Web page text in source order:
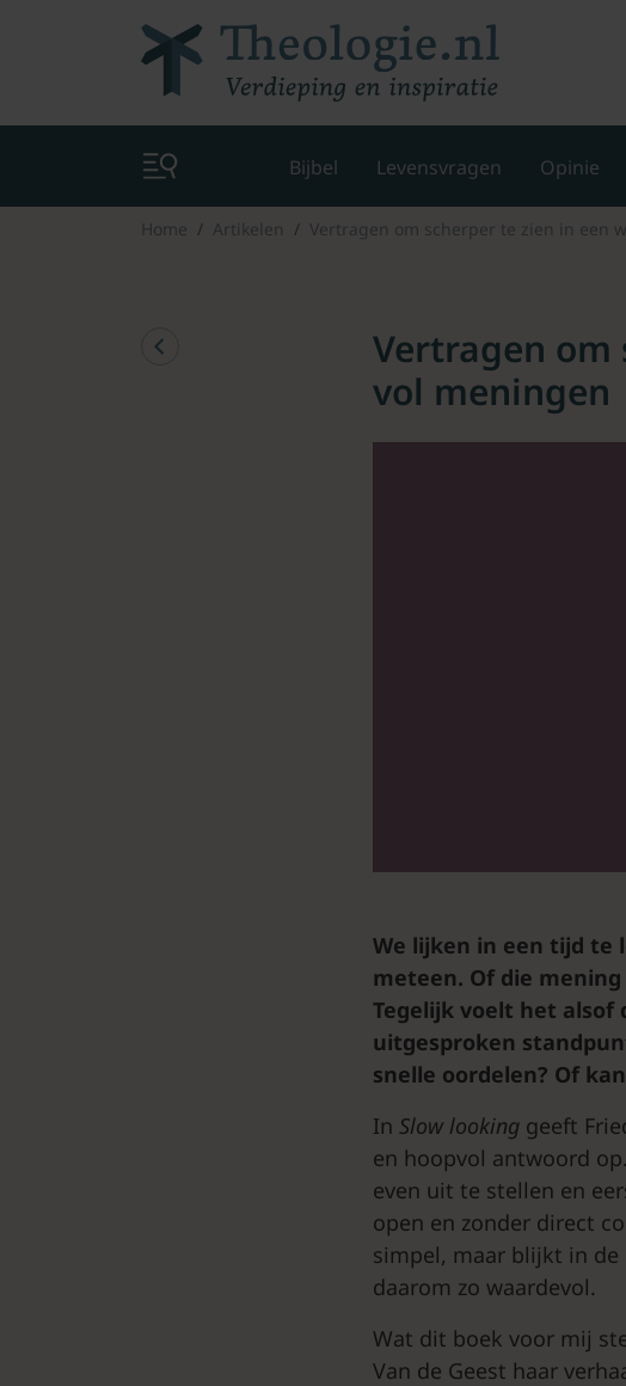
Bijbel Levensvragen Opinie
Home Artikelen Vertragen om scherper te zien in een
Vertragen om
vol meningen
We lijken in een tijd te
meteen. Of die mening
Tegelijk voelt het alsof
uitgesproken
snelle oordelen? Of
In Slow looking geeft
en hoopvol antwoord
even uit te stellen en
open en zonder direct
simpel, maar blijkt in
daarom zo waardevol.
Wat dit boek voor mij
Van de Geest haar